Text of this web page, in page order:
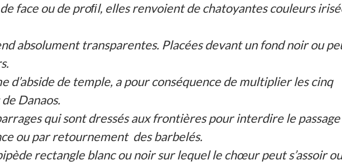
face ou de proﬁl, elles renvoient de chatoyantes couleurs
absolument transparentes. Placées devant un fond noir ou
de temple, a pour conséquence de multiplier les cinq
Danaos.
qui sont dressés aux frontières pour interdire le passage
ou par retournement des barbelés.
rectangle blanc ou noir sur lequel le chœur peut s’assoir